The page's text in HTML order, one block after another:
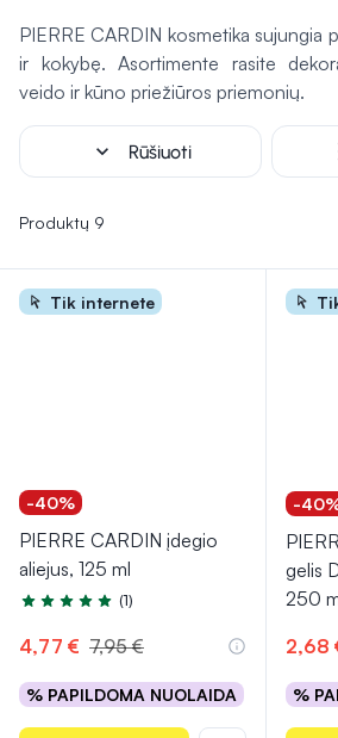
jaustis geriau. Rūpestingai pasirinkta
pagerinti odos būklęir suteikti
PIERRE CARDIN kosmetika sujungia
ir kokybę. Asortimente rasite
veido ir kūno priežiūros priemonių.
expand_more Rūšiuoti
Produktų 9
Tik internete
-40%
PIERRE CARDIN įdegio
aliejus, 125 ml
Įvertinimas 5.0 iš 5
(1)
4,77 € 7,95 €
% PAPILDOMA NUOLAIDA
-
gelis
250
2,68
%